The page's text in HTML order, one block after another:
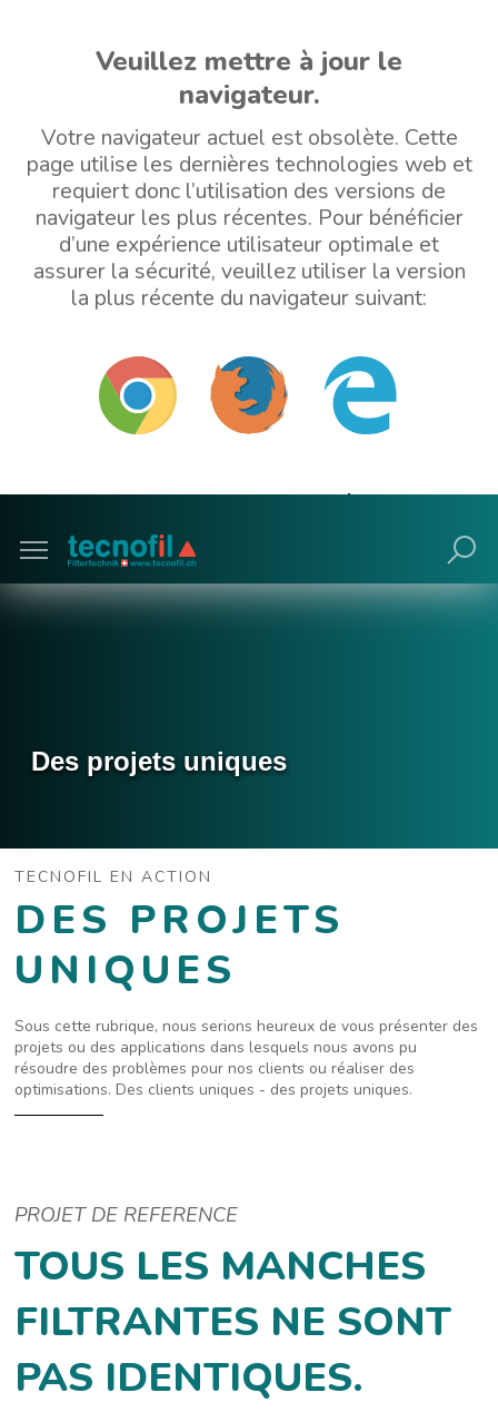
Veuillez mettre à jour le
navigateur.
Votre navigateur actuel est obsolète. Cette
page utilise les dernières technologies web et
requiert donc l’utilisation des versions de
navigateur les plus récentes. Pour bénéficier
d’une expérience utilisateur optimale et
assurer la sécurité, veuillez utiliser la version
la plus récente du navigateur suivant:
Poursuivre avec navigateur obsolète (non
Des projets uniques
TECNOFIL EN ACTION
DES PROJETS
UNIQUES
Sous cette rubrique, nous serions heureux de vous présenter des
projets ou des applications dans lesquels nous avons pu
résoudre des problèmes pour nos clients ou réaliser des
optimisations. Des clients uniques - des projets uniques.
PROJET DE REFERENCE
TOUS LES MANCHES
FILTRANTES NE SONT
PAS IDENTIQUES.